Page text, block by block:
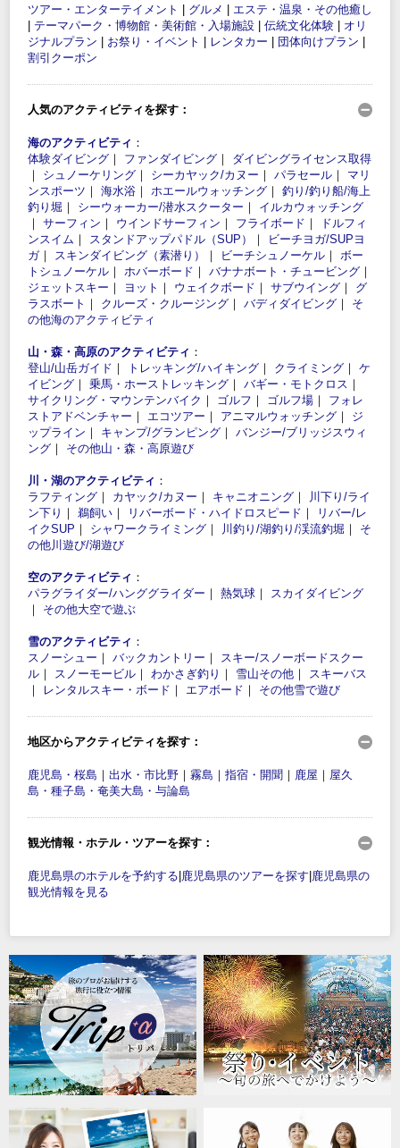
ツアー・エンターテイメント
グルメ
エステ・温泉・その他癒し
テーマパーク・博物館・美術館・入場施設 伝統文化体験
オリ
ジナルプラン
お祭り・イベント レンタカー 団体向けプラン
割引クーポン
人気のアクティビティを探す：
海のアクティビティ ：
体験ダイビング ｜ ファンダイビング ｜ ダイビングライセンス取得
｜ シュノーケリング ｜ シーカヤック/カヌー ｜ パラセール ｜ マリ
ンスポーツ ｜ 海水浴 ｜ ホエールウォッチング ｜ 釣り/釣り船/海上
釣り堀 ｜ シーウォーカー/潜水スクーター ｜ イルカウォッチング
｜ サーフィン ｜ ウインドサーフィン ｜ フライボード ｜
ドルフィ
ンスイム ｜ スタンドアップパドル（SUP） ｜
ビーチヨガ/SUPヨ
ガ｜ スキンダイビング（素潜り） ｜ ビーチシュノーケル ｜ ボー
トシュノーケル ｜ ホバーボード ｜ バナナボート・チュービング ｜
ジェットスキー ｜ ヨット ｜ ウェイクボード ｜ サブウイング ｜ グ
ラスボート ｜ クルーズ・クルージング ｜ バディダイビング ｜ そ
の他海のアクティビティ
山・森・高原のアクティビティ ：
登山/山岳ガイド ｜ トレッキング/ハイキング ｜ クライミング ｜ ケ
イビング ｜ 乗馬・ホーストレッキング ｜ バギー・モトクロス ｜
サイクリング・マウンテンバイク ｜ ゴルフ ｜ ゴルフ場 ｜ フォレ
ストアドベンチャー ｜ エコツアー ｜ アニマルウォッチング ｜ ジ
ップライン ｜ キャンプ/グランピング ｜ バンジー/ブリッジスウィ
ング ｜ その他山・森・高原遊び
川・湖のアクティビティ ：
ラフティング ｜ カヤック/カヌー ｜ キャニオニング ｜
川下り/ライ
ン下り ｜ 鵜飼い ｜ リバーボード・ハイドロスピード ｜
リバー/レ
イクSUP ｜ シャワークライミング ｜ 川釣り/湖釣り/渓流釣堀 ｜ そ
の他川遊び/湖遊び
空のアクティビティ ：
パラグライダー/ハンググライダー ｜ 熱気球 ｜ スカイダイビング
｜ その他大空で遊ぶ
雪のアクティビティ ：
スノーシュー ｜ バックカントリー ｜ スキー/スノーボードスクー
ル ｜ スノーモービル ｜ わかさぎ釣り ｜ 雪山その他 ｜ スキーバス
｜
レンタルスキー・ボード ｜ エアボード ｜ その他雪で遊び
地区からアクティビティを探す：
鹿児島・桜島 ｜ 出水・市比野 ｜ 霧島 ｜ 指宿・開聞 ｜ 鹿屋 ｜ 屋久
島・種子島・奄美大島・与論島
観光情報・ホテル・ツアーを探す：
鹿児島県のホテルを予約する 鹿児島県のツアーを探す 鹿児島県の
観光情報を見る